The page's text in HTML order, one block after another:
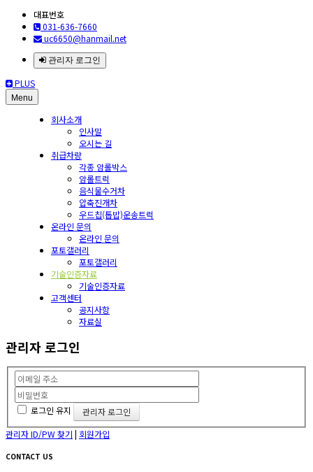
대표번호
031-636-7660
uc6650@hanmail.net
관리자 로그인
PLUS
Menu
회사소개
인사말
오시는 길
취급차량
각종 암롤박스
암롤트럭
음식물수거차
압축진개차
우드칩(톱밥)운송트럭
온라인 문의
온라인 문의
포토갤러리
포토갤러리
기술인증자료
기술인증자료
고객센터
공지사항
자료실
관리자 로그인
로그인 유지
관리자 ID/PW 찾기 | 회원가입
CONTACT US